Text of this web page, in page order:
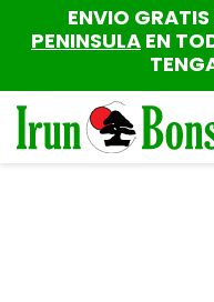
ENVIO
PENINSULA EN